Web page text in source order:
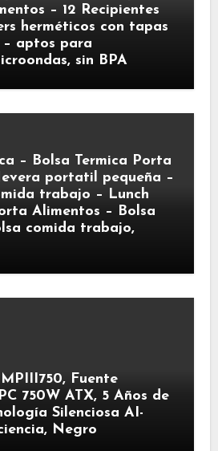
– 12 Recipientes
herméticos con tapas
aptos para
sin BPA
– Bolsa Termica Porta
portatil pequeña –
trabajo – Lunch
Alimentos – Bolsa
comida trabajo,
Fuente
750W ATX, 5 Años de
Silenciosa AI-
Negro